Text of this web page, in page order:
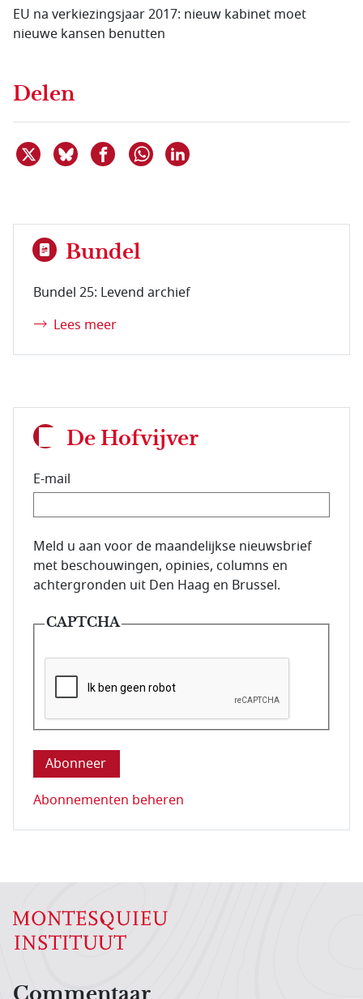
EU na verkiezingsjaar 2017: nieuw kabinet moet
nieuwe kansen benutten
Delen
Deel dit item op X
Deel dit item op Bluesky
Deel dit item op Facebook
Delen via WhatsApp
Bundel
Bundel 25: Levend archief
Lees meer
De Hofvijver
E-mail
E-mailadres van de abonnee.
Meld u aan voor de maandelijkse nieuwsbrief
met beschouwingen, opinies, columns en
achtergronden uit Den Haag en Brussel.
CAPTCHA
Deze vraag is om te controleren dat u een mens
Abonnementen beheren
Hoofdnavigatiemenu
Commentaar